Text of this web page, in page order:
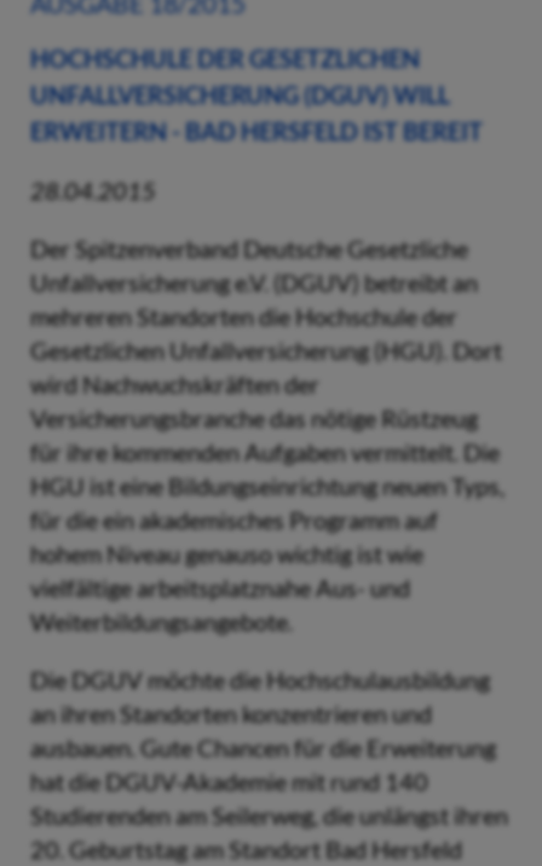
HOCHSCHULE DER GESETZLICHEN
UNFALLVERSICHERUNG (DGUV) WILL
ERWEITERN - BAD HERSFELD IST BEREIT
28.04.2015
Der Spitzenverband Deutsche Gesetzliche
Unfallversicherung e.V. (DGUV) betreibt an
mehreren Standorten die Hochschule der
Gesetzlichen Unfallversicherung (HGU). Dort
wird Nachwuchskräften der
Versicherungsbranche das nötige Rüstzeug
für ihre kommenden Aufgaben vermittelt. Die
HGU ist eine Bildungseinrichtung neuen Typs,
für die ein akademisches Programm auf
hohem Niveau genauso wichtig ist wie
vielfältige arbeitsplatznahe Aus- und
Weiterbildungsangebote.
Die DGUV möchte die Hochschulausbildung
an ihren Standorten konzentrieren und
ausbauen. Gute Chancen für die Erweiterung
hat die DGUV-Akademie mit rund 140
Studierenden am Seilerweg, die unlängst ihren
20. Geburtstag am Standort Bad Hersfeld